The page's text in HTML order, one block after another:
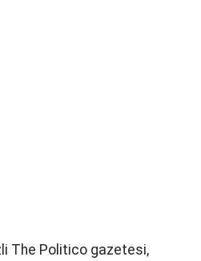
The Politico gazetesi,